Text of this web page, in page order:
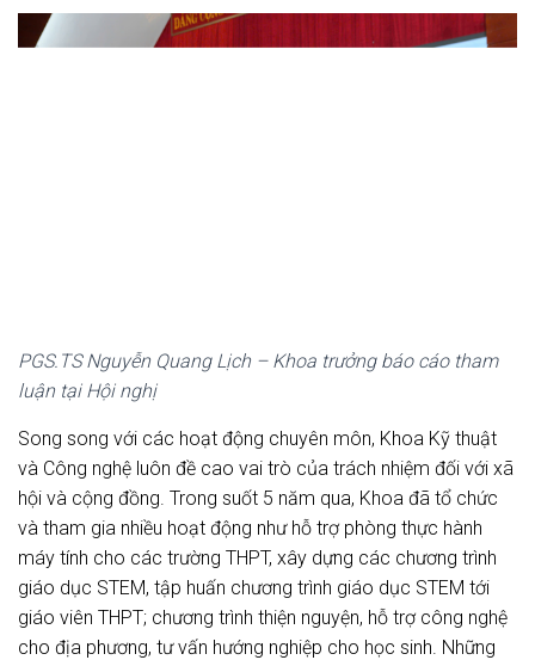
PGS.TS Nguyễn Quang Lịch – Khoa trưởng báo cáo tham
luận tại Hội nghị
Song song với các hoạt động chuyên môn, Khoa Kỹ thuật
và Công nghệ luôn đề cao vai trò của trách nhiệm đối với xã
hội và cộng đồng. Trong suốt 5 năm qua, Khoa đã tổ chức
và tham gia nhiều hoạt động như hỗ trợ phòng thực hành
máy tính cho các trường THPT, xây dựng các chương trình
giáo dục STEM, tập huấn chương trình giáo dục STEM tới
giáo viên THPT; chương trình thiện nguyện, hỗ trợ công nghệ
cho địa phương, tư vấn hướng nghiệp cho học sinh. Những